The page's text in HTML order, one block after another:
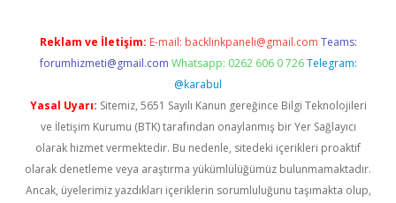
Reklam ve İletişim: E-mail: backlinkpaneli@gmail.com Teams:
forumhizmeti@gmail.com Whatsapp: 0262 606 0 726 Telegram:
@karabul
Yasal Uyarı: Sitemiz, 5651 Sayılı Kanun gereğince Bilgi Teknolojileri
ve İletişim Kurumu (BTK) tarafından onaylanmış bir Yer Sağlayıcı
olarak hizmet vermektedir. Bu nedenle, sitedeki içerikleri proaktif
olarak denetleme veya araştırma yükümlülüğümüz bulunmamaktadır.
Ancak, üyelerimiz yazdıkları içeriklerin sorumluluğunu taşımakta olup,